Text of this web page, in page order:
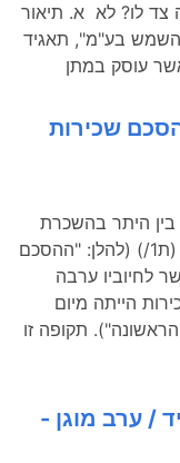
עובדתית דומה שהתובע הוא צד לו או היה צד לו? לא א. תיאור
"מזרח השמש בע"מ", תאגיד
עוסק במתן
שכירות
בין היתר בהשכרת
דירות למגורים, חתמה על הסכם שכירות (ת1/) (להלן: "ההסכם
אשר לחיוביו ערבה
הייתה מיום
"התקופה הראשונה"). תקופה זו
/ ערב מוגן -